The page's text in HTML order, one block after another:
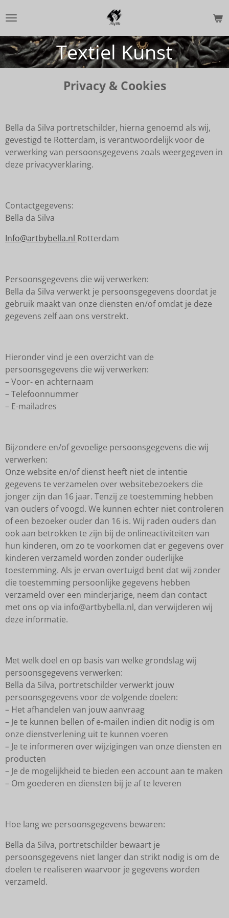
direct
naar
de
hoofdinhoudTextiel Kunst
Privacy & Cookies
Bella da Silva portretschilder, hierna genoemd als wij,
gevestigd te Rotterdam, is verantwoordelijk voor de
verwerking van persoonsgegevens zoals weergegeven in
deze privacyverklaring.
Contactgegevens:
Bella da Silva
Info@artbybella.nl Rotterdam
Persoonsgegevens die wij verwerken:
Bella da Silva verwerkt je persoonsgegevens doordat je
gebruik maakt van onze diensten en/of omdat je deze
gegevens zelf aan ons verstrekt.
Hieronder vind je een overzicht van de
persoonsgegevens die wij verwerken:
– Voor- en achternaam
– Telefoonnummer
– E-mailadres
Bijzondere en/of gevoelige persoonsgegevens die wij
verwerken:
Onze website en/of dienst heeft niet de intentie
gegevens te verzamelen over websitebezoekers die
jonger zijn dan 16 jaar. Tenzij ze toestemming hebben
van ouders of voogd. We kunnen echter niet controleren
of een bezoeker ouder dan 16 is. Wij raden ouders dan
ook aan betrokken te zijn bij de onlineactiviteiten van
hun kinderen, om zo te voorkomen dat er gegevens over
kinderen verzameld worden zonder ouderlijke
toestemming. Als je ervan overtuigd bent dat wij zonder
die toestemming persoonlijke gegevens hebben
verzameld over een minderjarige, neem dan contact
met ons op via info@artbybella.nl, dan verwijderen wij
deze informatie.
Met welk doel en op basis van welke grondslag wij
persoonsgegevens verwerken:
Bella da Silva, portretschilder verwerkt jouw
persoonsgegevens voor de volgende doelen:
– Het afhandelen van jouw aanvraag
– Je te kunnen bellen of e-mailen indien dit nodig is om
onze dienstverlening uit te kunnen voeren
– Je te informeren over wijzigingen van onze diensten en
producten
– Je de mogelijkheid te bieden een account aan te maken
– Om goederen en diensten bij je af te leveren
Hoe lang we persoonsgegevens bewaren:
Bella da Silva, portretschilder bewaart je
persoonsgegevens niet langer dan strikt nodig is om de
doelen te realiseren waarvoor je gegevens worden
verzameld.